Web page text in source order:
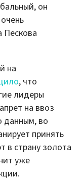
он
Пескова
на
, что
лидеры
на ввоз
данным, во
принять
в страну золота
уже